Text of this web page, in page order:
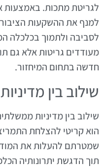
לגריטת מתכות. באמצעות
למנף את ההשקעות
לסביבה ולתמוך בכלכלה
מעודדים גריטות אלא גם
חדשה בתחום המיחזור.
שילוב בין
שילוב בין מדיניות
הוא קריטי להצלחת
שמטרתם להעלות את
תוך הדגשת יתרונותיה